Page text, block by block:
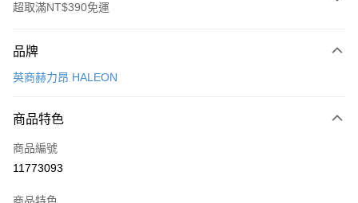
超取滿NT$390免運
POYA支付
超商取貨付款
LINE Pay
品牌
英商赫力昂 HALEON
商品特色
商品編號
11773093